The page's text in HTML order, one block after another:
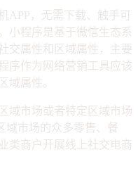
APP，无需下载、触手可
小程序是基于微信生态系
交属性和区域属性，主要
序作为网络营销工具应该
域属性。
域市场或者特定区域市场
域市场的众多零售、餐
类商户开展线上社交电商